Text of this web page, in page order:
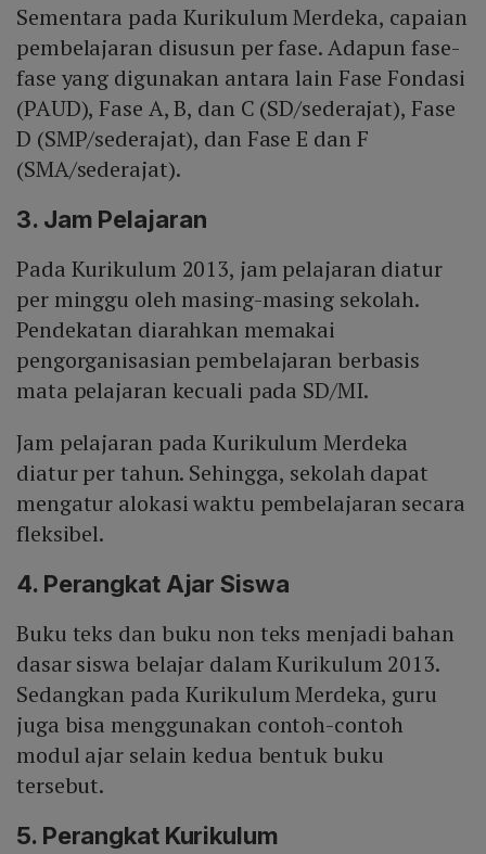
Sementara pada Kurikulum Merdeka, capaian
pembelajaran disusun per fase. Adapun fase-
fase yang digunakan antara lain Fase Fondasi
(PAUD), Fase A, B, dan C (SD/sederajat), Fase
D (SMP/sederajat), dan Fase E dan F
(SMA/sederajat).
3. Jam Pelajaran
Pada Kurikulum 2013, jam pelajaran diatur
per minggu oleh masing-masing sekolah.
Pendekatan diarahkan memakai
pengorganisasian pembelajaran berbasis
mata pelajaran kecuali pada SD/MI.
Jam pelajaran pada Kurikulum Merdeka
diatur per tahun. Sehingga, sekolah dapat
mengatur alokasi waktu pembelajaran secara
fleksibel.
4. Perangkat Ajar Siswa
Buku teks dan buku non teks menjadi bahan
dasar siswa belajar dalam Kurikulum 2013.
Sedangkan pada Kurikulum Merdeka, guru
juga bisa menggunakan contoh-contoh
modul ajar selain kedua bentuk buku
tersebut.
5. Perangkat Kurikulum